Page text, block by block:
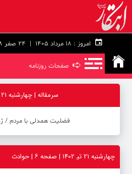
امروز : 24 صفر 1448
➪ صفحات روزنامه
سرمقاله | چهارشنبه 21 تی‍ 1402
فضلیت همدلی با مردم ‪/‬ ژوبین صفاری
چهارشنبه 21 تی‍ 1402 | صفحه ۶ | حوادث